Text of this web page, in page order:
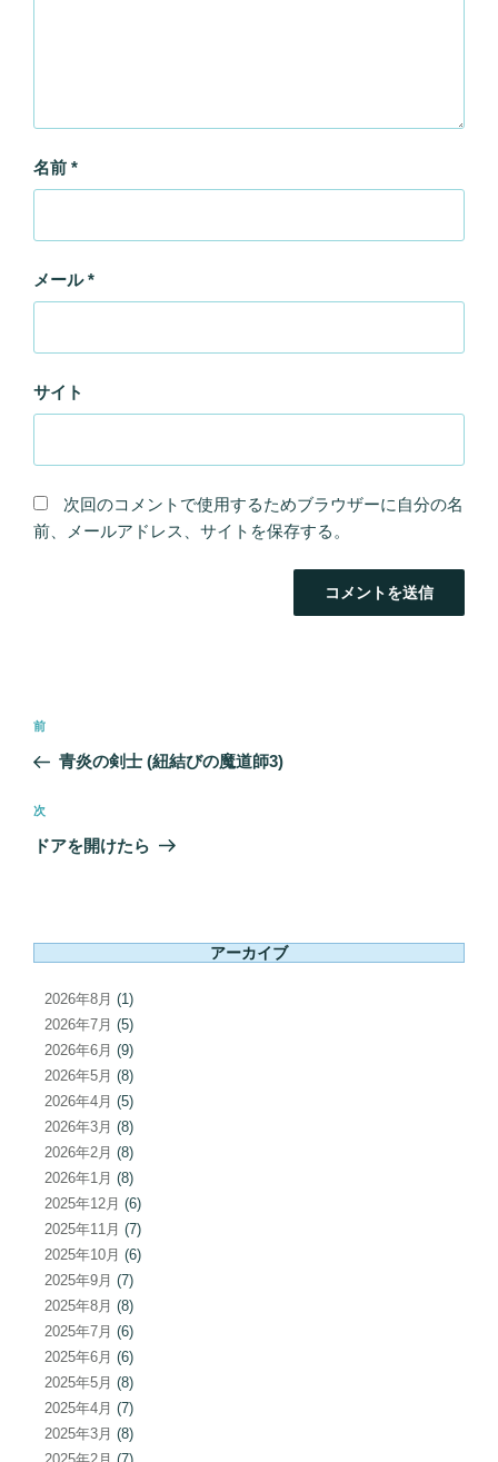
名前 *
メール*
サイト
次回のコメントで使用するためブラウザーに自分の名
前、メールアドレス、サイトを保存する。
ナ
ビ
ー
ン
前
の
稿
前
青炎の剣士 (紐結びの魔道師3)
次
の
次
ドアを開けたら
アーカイブ
2026年8月 (1)
2026年7月 (5)
2026年6月 (9)
2026年5月 (8)
2026年4月 (5)
2026年3月 (8)
2026年2月 (8)
2026年1月 (8)
2025年12月 (6)
2025年11月 (7)
2025年10月 (6)
2025年9月 (7)
2025年8月 (8)
2025年7月 (6)
2025年6月 (6)
2025年5月 (8)
2025年4月 (7)
2025年3月 (8)